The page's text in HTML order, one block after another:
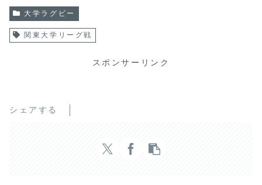
大学ラグビー
関東大学リーグ戦
スポンサーリンク
シェアする